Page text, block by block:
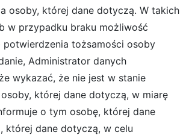
osoby, której dane dotyczą. W takich
w przypadku braku możliwość
tożsamości osoby
Administrator danych
wykazać, że nie jest w stanie
której dane dotyczą, w miarę
o tym osobę, której dane
której dane dotyczą, w celu